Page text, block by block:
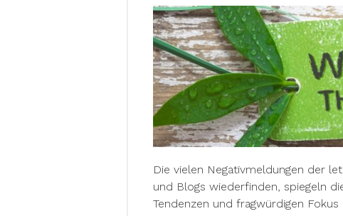
Die vielen Negativmeldungen der
und Blogs wiederfinden, spiegeln
Tendenzen und fragwürdigen